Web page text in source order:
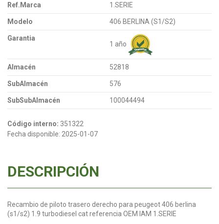
Ref.Marca 1.SERIE
Modelo 406 BERLINA (S1/S2)
Garantia
1 año
Almacén 52818
SubAlmacén 576
SubSubAlmacén 100044494
Código interno: 351322
Fecha disponible: 2025-01-07
DESCRIPCIÓN
Recambio de piloto trasero derecho para peugeot 406 berlina
(s1/s2) 1.9 turbodiesel cat referencia OEM IAM 1.SERIE